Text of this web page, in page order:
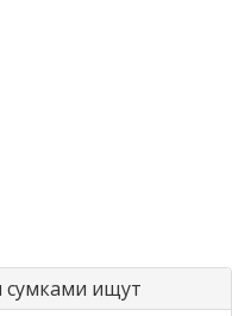
сумками ищут